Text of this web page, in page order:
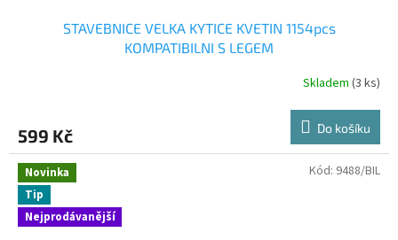
STAVEBNICE VELKA KYTICE KVETIN 1154pcs
KOMPATIBILNI S LEGEM
Skladem (3 ks)
599 Kč Do košíku
Novinka
Tip
Nejprodávanější
Kód: 9488/BIL